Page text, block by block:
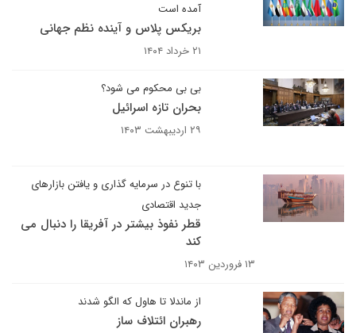
آمده است
بریکس پلاس و آینده نظم جهانی
۲۱ خرداد ۱۴۰۴
بی بی محکوم می شود؟
بحران تازه اسرائیل
۲۹ اردیبهشت ۱۴۰۳
با تنوع در سرمایه گذاری و یافتن بازارهای
جدید اقتصادی
قطر نفوذ بیشتر در آفریقا را دنبال می
کند
۱۳ فروردین ۱۴۰۳
از ماندلا تا هاول که الگو شدند
رهبران ائتلاف ساز